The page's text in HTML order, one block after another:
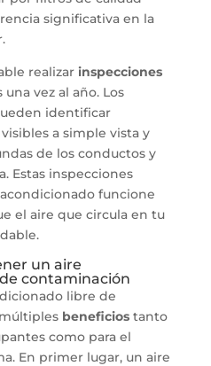
significativa en la
realizar inspecciones
vez al año. Los
identificar
a simple vista y
de los conductos y
Estas inspecciones
funcione
el aire que circula en tu
un aire
contaminación
libre de
beneficiostanto
como para el
En primer lugar, un aire